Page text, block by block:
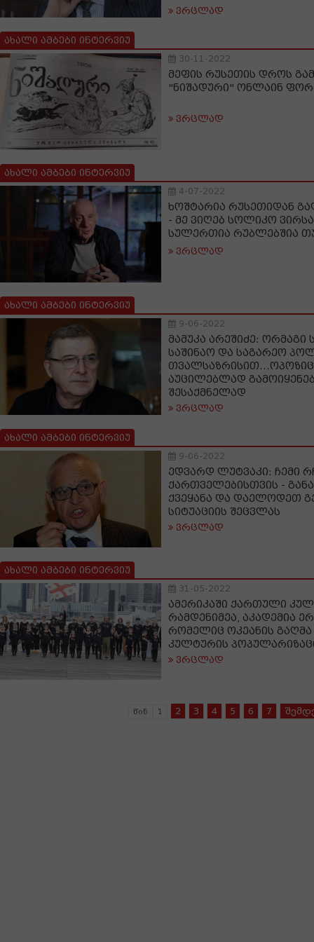
ვრცლად
ახალი ამბები ინტერვიუ
30-11-2022
მეფის რუსეთის დროს
"ნიშადური" ონლაინ
ვრცლად
ახალი ამბები ინტერვიუ
4-07-2022
ხოშტარია რუსეთიდან
- მე ვიღებ სოლიკო
სულერთია რუბლებშია
ვრცლად
ახალი ამბები ინტერვიუ
9-06-2022
მამუკა არეშიძე: ორმაგი
საშინაო და საგარეო
აუცილებლად
შესაქმნელად
ვრცლად
ახალი ამბები ინტერვიუ
9-06-2022
ედვარდ ლუტვაკი: ჩემი
ქართველებისთვის -
ქვეყანა და დაელოდეთ
სიტუაციის შეცვლას
ვრცლად
ახალი ამბები ინტერვიუ
31-05-2022
ამერიკაში ქართული
რამდენიმეა, აკადემია
რომელიც ოკეანის
კულტურის
ვრცლად
წინ 1 2 3 4 5 6 7